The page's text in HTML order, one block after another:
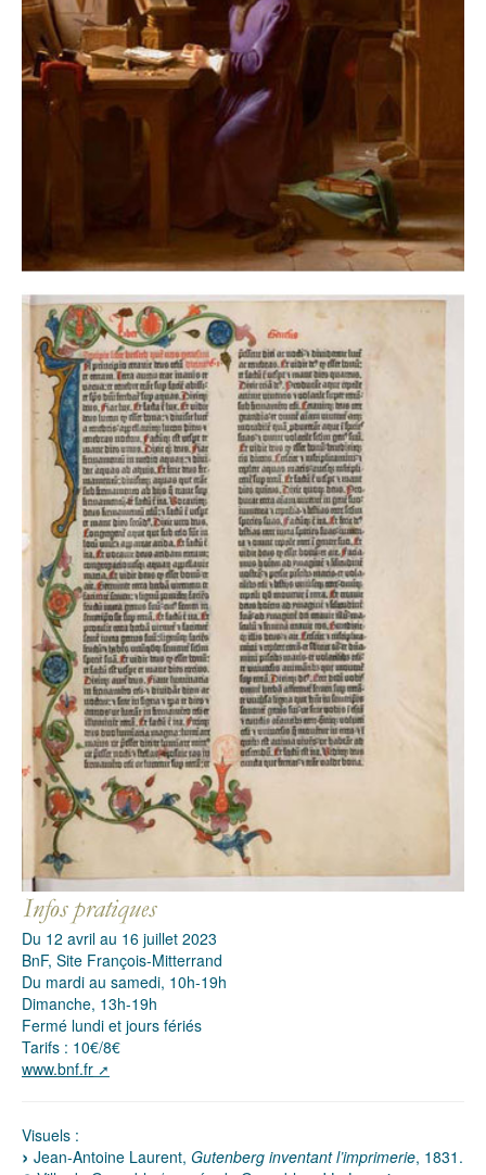
Du 12 avril au 16 juillet 2023
BnF, Site François-Mitterrand
Du mardi au samedi, 10h-19h
Dimanche, 13h-19h
Fermé lundi et jours fériés
Tarifs : 10€/8€
www.bnf.fr
Visuels :
Jean-Antoine Laurent, Gutenberg inventant l’imprimerie, 1831.